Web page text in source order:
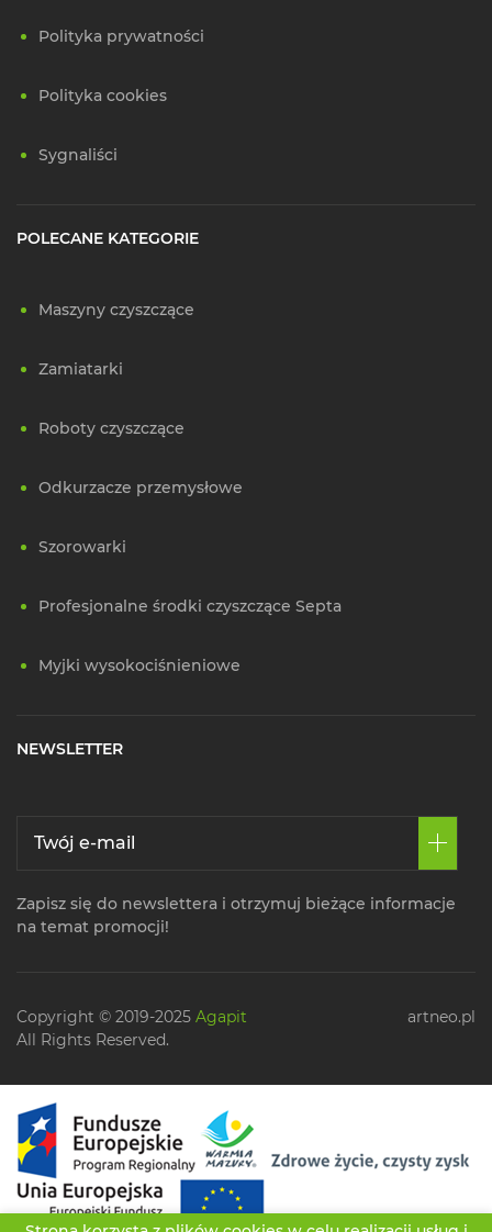
Polityka prywatności
Polityka cookies
Sygnaliści
POLECANE KATEGORIE
Maszyny czyszczące
Zamiatarki
Roboty czyszczące
Odkurzacze przemysłowe
Szorowarki
Profesjonalne środki czyszczące Septa
Myjki wysokociśnieniowe
NEWSLETTER
Zapisz się do newslettera i otrzymuj bieżące informacje
na temat promocji!
Copyright © 2019-2025 Agapit
All Rights Reserved.
artneo.pl